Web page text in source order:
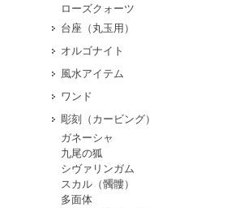
ローズクォーツ
台座（丸玉用）
オルゴナイト
風水アイテム
ワンド
彫刻（カービング）
ガネーシャ
九尾の狐
シヴァリンガム
スカル（髑髏）
多面体